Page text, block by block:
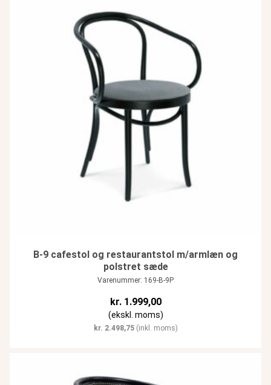
B-9 cafestol og restaurantstol m/armlæn og
polstret sæde
Varenummer: 169-B-9P
kr.1.999,00
(ekskl. moms)
kr. 2.498,75(inkl. moms)